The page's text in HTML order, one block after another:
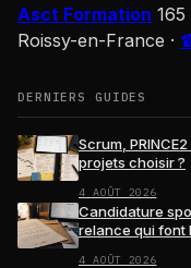
Asct Formation
Roissy-en-France ·
DERNIERS GUIDES
Scrum,
projets choisir ?
4 AOÛT 2026
Candidature
relance qui font
4 AOÛT 2026